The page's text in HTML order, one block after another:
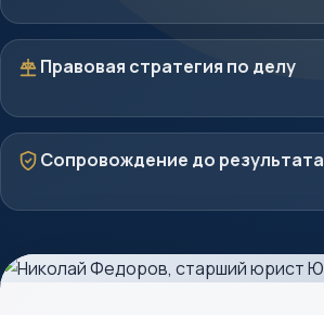
Стратегия
Правовая стратегия по делу
Защита
Сопровождение до результата